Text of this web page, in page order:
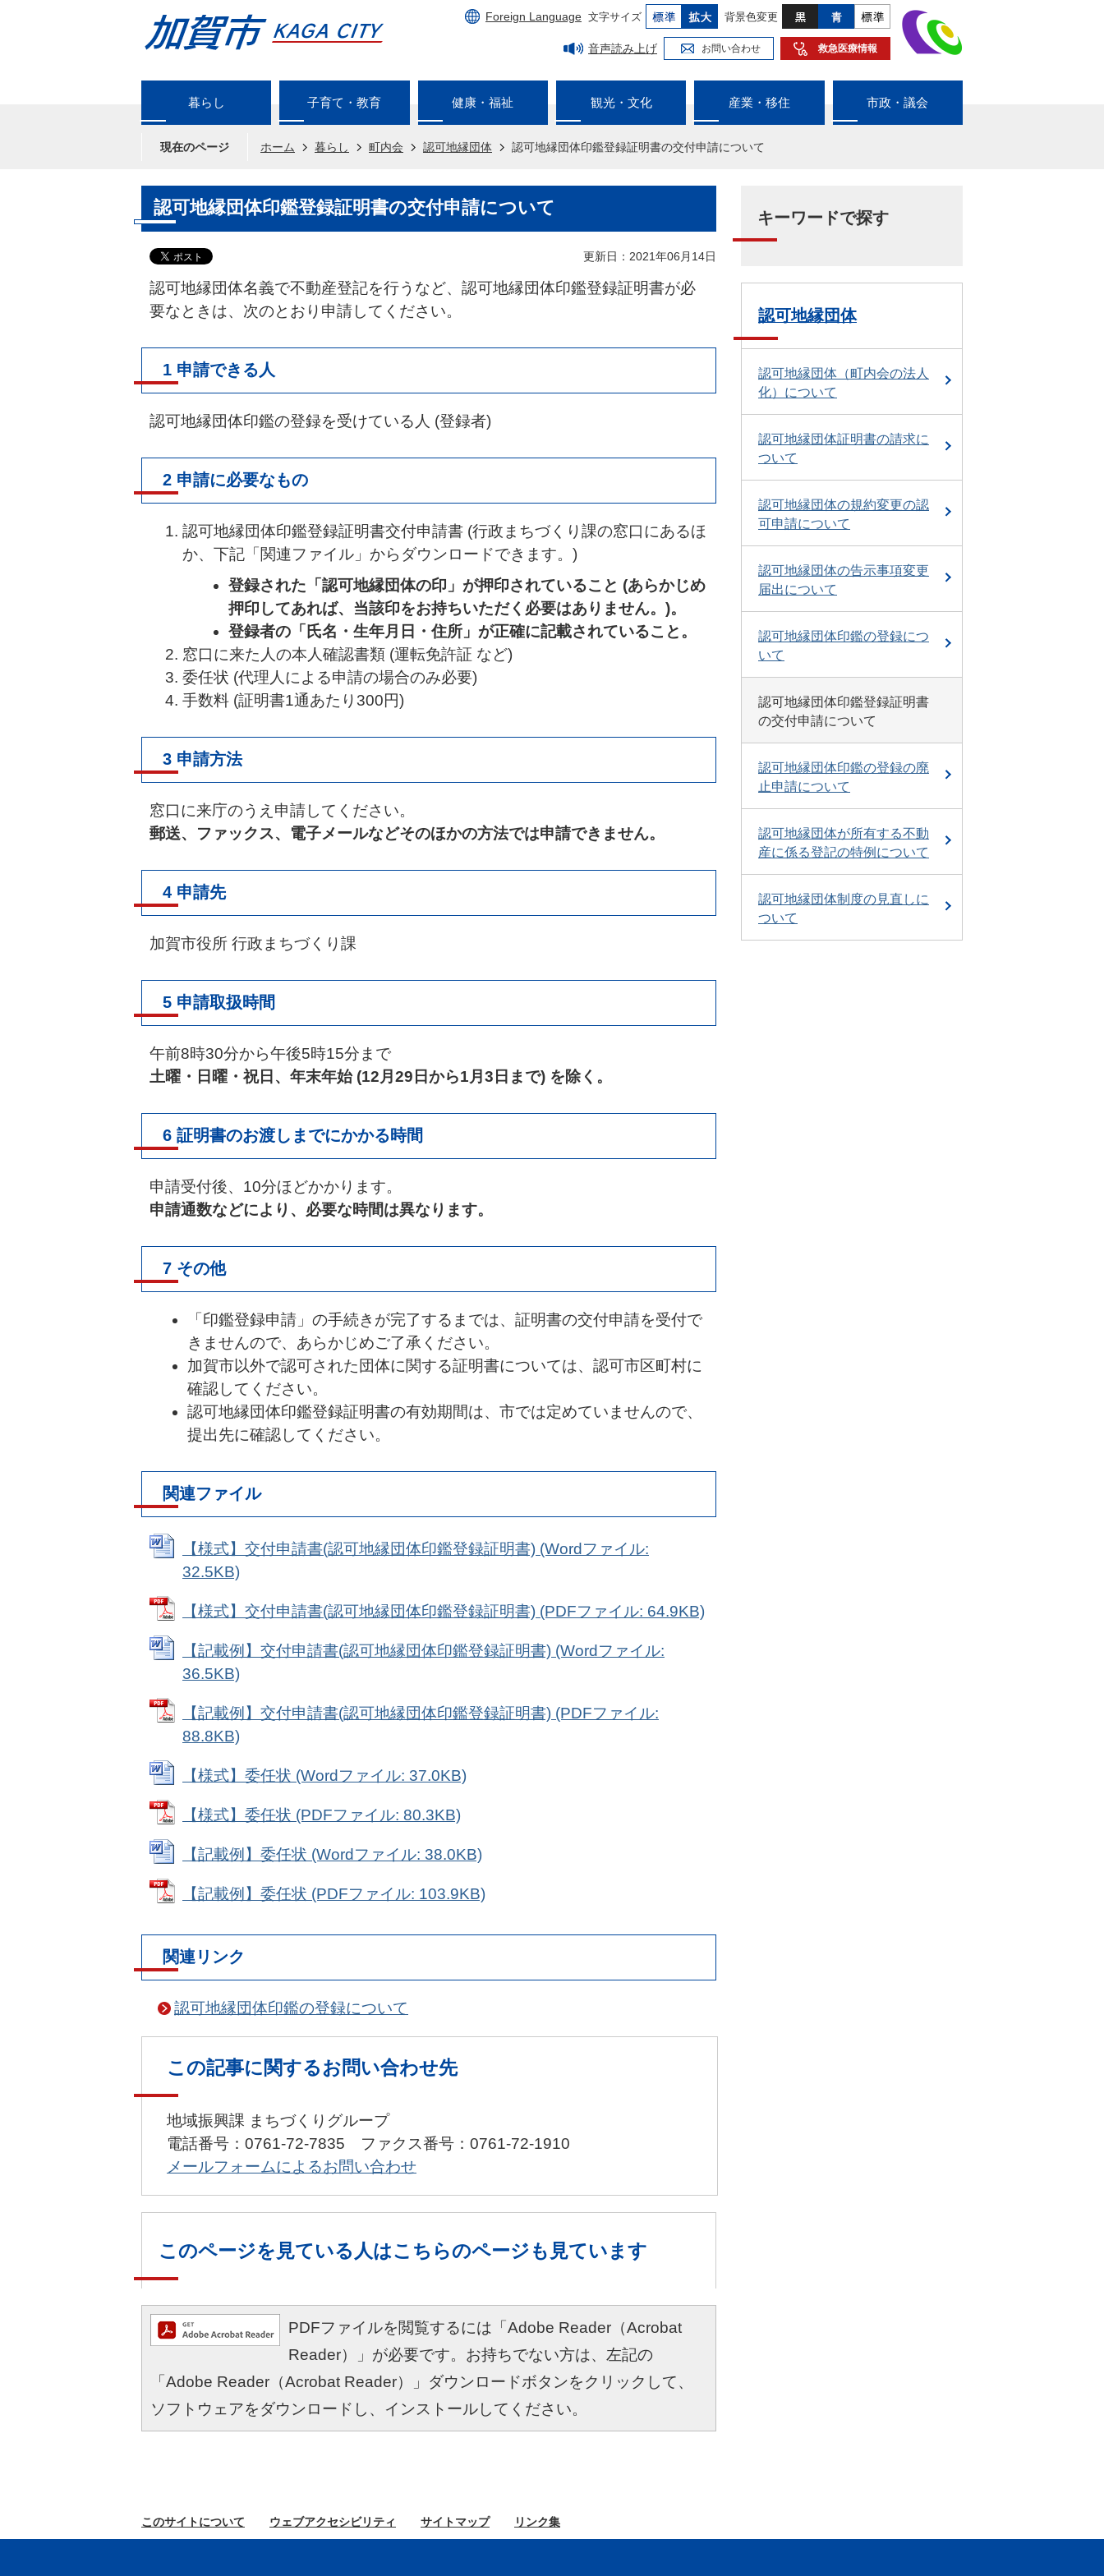
Foreign Language 文字サイズ 背景色変更
音声読み上げ お問い合わせ 救急医療情報
暮らし 子育て・教育 健康・福祉 観光・文化 産業・移住 市政・議会
現在のページ ホーム 暮らし 町内会 認可地縁団体 認可地縁団体印鑑登録証明書の交付申請について
認可地縁団体印鑑登録証明書の交付申請について
更新日：2021年06月14日
認可地縁団体名義で不動産登記を行うなど、認可地縁団体印鑑登録証明書が必
要なときは、次のとおり申請してください。
1 申請できる人
認可地縁団体印鑑の登録を受けている人 (登録者)
2 申請に必要なもの
認可地縁団体印鑑登録証明書交付申請書 (行政まちづくり課の窓口にあるほ
か、下記「関連ファイル」からダウンロードできます。)
登録された「認可地縁団体の印」が押印されていること (あらかじめ
押印してあれば、当該印をお持ちいただく必要はありません。)。
登録者の「氏名・生年月日・住所」が正確に記載されていること。
窓口に来た人の本人確認書類 (運転免許証 など)
委任状 (代理人による申請の場合のみ必要)
手数料 (証明書1通あたり300円)
3 申請方法
窓口に来庁のうえ申請してください。
郵送、ファックス、電子メールなどそのほかの方法では申請できません。
4 申請先
加賀市役所 行政まちづくり課
5 申請取扱時間
午前8時30分から午後5時15分まで
土曜・日曜・祝日、年末年始 (12月29日から1月3日まで) を除く。
6 証明書のお渡しまでにかかる時間
申請受付後、10分ほどかかります。
申請通数などにより、必要な時間は異なります。
7 その他
「印鑑登録申請」の手続きが完了するまでは、証明書の交付申請を受付で
きませんので、あらかじめご了承ください。
加賀市以外で認可された団体に関する証明書については、認可市区町村に
確認してください。
認可地縁団体印鑑登録証明書の有効期間は、市では定めていませんので、
提出先に確認してください。
関連ファイル
【様式】交付申請書(認可地縁団体印鑑登録証明書) (Wordファイル:
32.5KB)
【様式】交付申請書(認可地縁団体印鑑登録証明書) (PDFファイル: 64.9KB)
【記載例】交付申請書(認可地縁団体印鑑登録証明書) (Wordファイル:
36.5KB)
【記載例】交付申請書(認可地縁団体印鑑登録証明書) (PDFファイル:
88.8KB)
【様式】委任状 (Wordファイル: 37.0KB)
【様式】委任状 (PDFファイル: 80.3KB)
【記載例】委任状 (Wordファイル: 38.0KB)
【記載例】委任状 (PDFファイル: 103.9KB)
関連リンク
認可地縁団体印鑑の登録について
この記事に関するお問い合わせ先
地域振興課 まちづくりグループ
電話番号：0761-72-7835 ファクス番号：0761-72-1910
メールフォームによるお問い合わせ
このページを見ている人はこちらのページも見ています
PDFファイルを閲覧するには「Adobe Reader（Acrobat
Reader）」が必要です。お持ちでない方は、左記の
「Adobe Reader（Acrobat Reader）」ダウンロードボタンをクリックして、
ソフトウェアをダウンロードし、インストールしてください。
キーワードで探す
認可地縁団体
認可地縁団体（町内会の法人
化）について
認可地縁団体証明書の請求に
ついて
認可地縁団体の規約変更の認
可申請について
認可地縁団体の告示事項変更
届出について
認可地縁団体印鑑の登録につ
いて
認可地縁団体印鑑登録証明書
の交付申請について
認可地縁団体印鑑の登録の廃
止申請について
認可地縁団体が所有する不動
産に係る登記の特例について
認可地縁団体制度の見直しに
ついて
このサイトについて ウェブアクセシビリティ サイトマップ リンク集